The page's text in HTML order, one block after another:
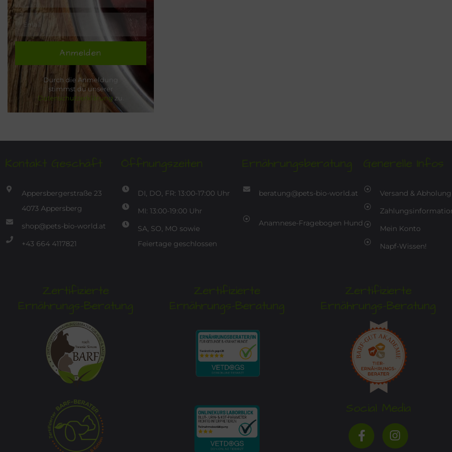
Anmelden
Durch die Anmeldung
stimmst du unserer
Datenschutzerklärungzu.
Kontakt Geschäft
Appersbergerstraße 23
4073 Appersberg
shop@pets-bio-world.at
+43 664 4117821
Öffnungszeiten
DI, DO, FR: 13:00-17:00 Uhr
MI: 13:00-19:00 Uhr
SA, SO, MO sowie
Feiertage geschlossen
Ernährungsberatung
beratung@pets-bio-world.at
Anamnese-Fragebogen Hund
Generelle Infos
Versand & Abholung
Mein Konto
Napf-Wissen!
Zertifizierte
Ernährungs-Beratung
Zertifizierte
Ernährungs-Beratung
Zertifizierte
Ernährungs-Beratung
Social Media